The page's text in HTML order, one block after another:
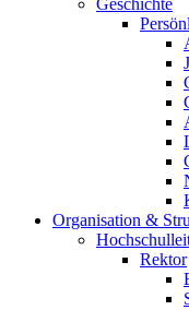
Organisation &
Rektor